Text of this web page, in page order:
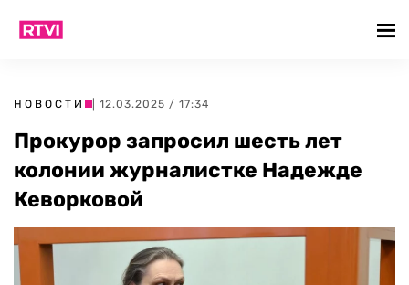
НОВОСТИ | 12.03.2025 / 17:34
Прокурор запросил шесть лет
колонии журналистке Надежде
Кеворковой